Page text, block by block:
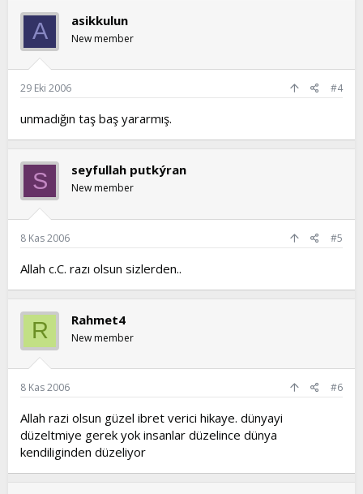
A asikkulun
New member
29 Eki 2006 #4
unmadığın taş baş yararmış.
S seyfullah putkýran
New member
8 Kas 2006 #5
Allah c.C. razı olsun sizlerden..
R Rahmet4
New member
8 Kas 2006 #6
Allah razi olsun güzel ibret verici hikaye. dünyayi
düzeltmiye gerek yok insanlar düzelince dünya
kendiliginden düzeliyor